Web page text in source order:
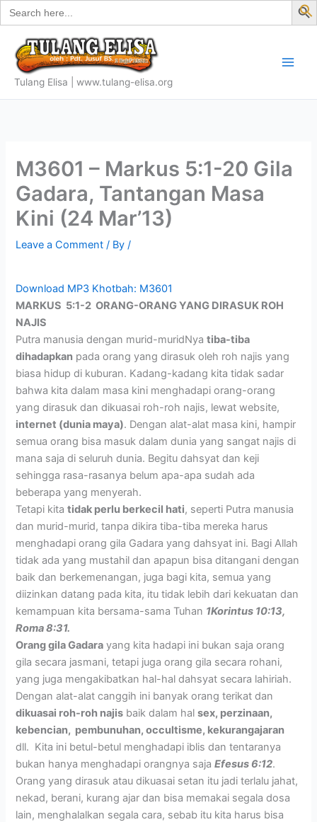
Search
for:
Skip
to
content
Tulang Elisa | www.tulang-elisa.org
M3601 – Markus 5:1-20 Gila
Gadara, Tantangan Masa
Kini (24 Mar’13)
Leave a Comment / By/
Download MP3 Khotbah: M3601
MARKUS 5:1-2 ORANG-ORANG YANG DIRASUK ROH
NAJIS
Putra manusia dengan murid-muridNyatiba-tiba
dihadapkan pada orang yang dirasuk oleh roh najis yang
biasa hidup di kuburan. Kadang-kadang kita tidak sadar
bahwa kita dalam masa kini menghadapi orang-orang
yang dirasuk dan dikuasai roh-roh najis, lewat website,
internet (dunia maya). Dengan alat-alat masa kini, hampir
semua orang bisa masuk dalam dunia yang sangat najis di
mana saja di seluruh dunia. Begitu dahsyat dan keji
sehingga rasa-rasanya belum apa-apa sudah ada
beberapa yang menyerah.
Tetapi kitatidak perlu berkecil hati, seperti Putra manusia
dan murid-murid, tanpa dikira tiba-tiba mereka harus
menghadapi orang gila Gadara yang dahsyat ini. Bagi Allah
tidak ada yang mustahil dan apapun bisa ditangani dengan
baik dan berkemenangan, juga bagi kita, semua yang
diizinkan datang pada kita, itu tidak lebih dari kekuatan dan
kemampuan kita bersama-sama Tuhan 1Korintus 10:13,
Roma 8:31.
Orang gila Gadara yang kita hadapi ini bukan saja orang
gila secara jasmani, tetapi juga orang gila secara rohani,
yang juga mengakibatkan hal-hal dahsyat secara lahiriah.
Dengan alat-alat canggih ini banyak orang terikat dan
dikuasai roh-roh najis baik dalam halsex, perzinaan,
kebencian, pembunuhan, occultisme, kekurangajaran
dll. Kita ini betul-betul menghadapi iblis dan tentaranya
bukan hanya menghadapi orangnya sajaEfesus 6:12.
Orang yang dirasuk atau dikuasai setan itu jadi terlalu jahat,
nekad, berani, kurang ajar dan bisa memakai segala dosa
lain, menghalalkan segala cara, sebab itu kita harus bisa